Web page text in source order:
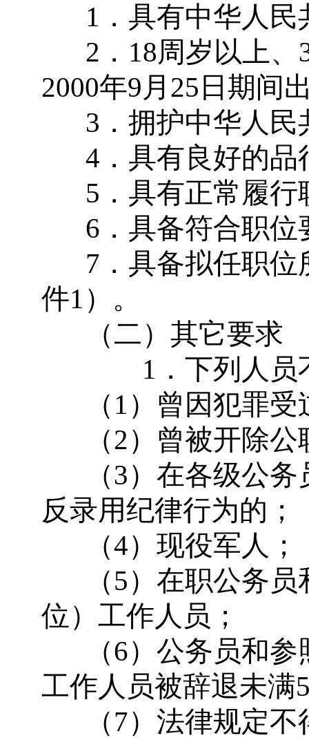
1 ．具有中华人
2 ． 18周岁以上、
2000年9月 25 日期间
3 ．拥护中华人
4 ．具有良好的品
5 ．具有正常履
6 ．具备符合职
7 ．具备拟任职
件1）。
（二）其它要求
1 ．下列人
（1）曾因犯罪
（2）曾被开除公
（3）在各级公
反录用纪律行为的；
（4）现役军人；
（5）在职公务
位）工作人员；
（6）公务员和
工作人员被辞退未满
（7）法律规定